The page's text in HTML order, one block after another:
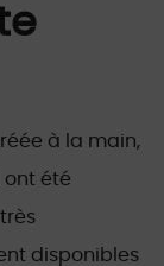
à la main,
ont été
disponibles